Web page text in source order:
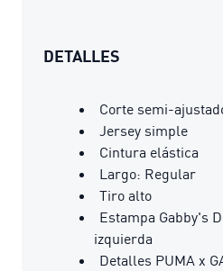
DETALLES
Corte semi-
Jersey simple
Cintura elástica
Largo: Regular
Tiro alto
Estampa Gabby's
izquierda
Detalles PUMA x